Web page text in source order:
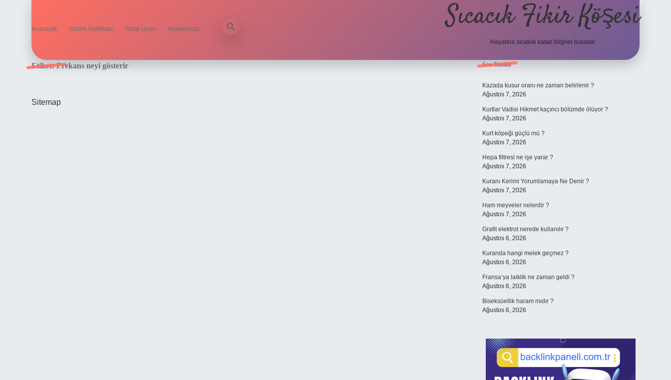
Anasayfa Gizlilik Politikası Yasal Uyarı Hakkımızda Sıcacık Fikir Köşesi
Hayatına sıcaklık katan bilgiler burada!
Etiket:Frekans neyi gösterir
Sitemap
Sidebar
Son Yazılar
Kazada kusur oranı ne zaman belirlenir ?
Ağustos 7, 2026
Kurtlar Vadisi Hikmet kaçıncı bölümde ölüyor ?
Ağustos 7, 2026
Kurt köpeği güçlü mü ?
Ağustos 7, 2026
Hepa filtresi ne işe yarar ?
Ağustos 7, 2026
Kuranı Kerimi Yorumlamaya Ne Denir ?
Ağustos 7, 2026
Ham meyveler nelerdir ?
Ağustos 7, 2026
Grafit elektrot nerede kullanılır ?
Ağustos 6, 2026
Kuranda hangi melek geçmez ?
Ağustos 6, 2026
Fransa’ya laiklik ne zaman geldi ?
Ağustos 6, 2026
Biseksüellik haram mıdır ?
Ağustos 6, 2026